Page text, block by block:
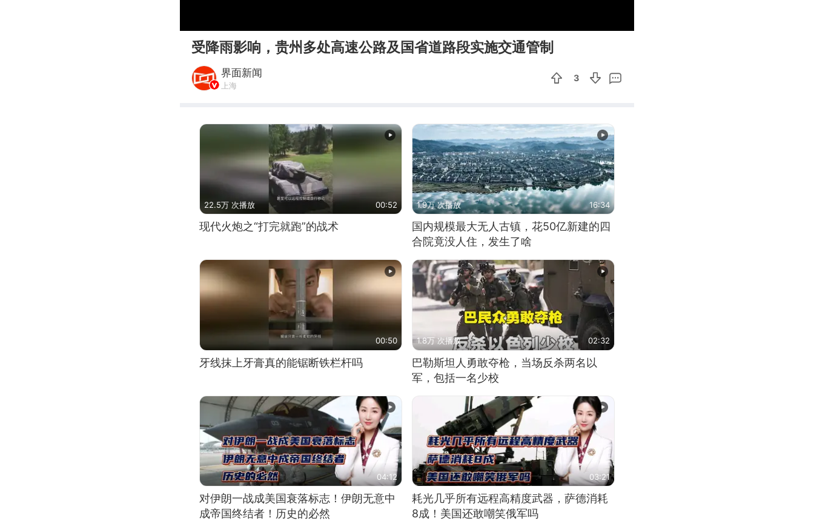
受降雨影响，贵州多处高速公路及国省道路段实施交通管制
界面新闻
上海
3
22.5万 次播放 00:52
现代火炮之“打完就跑”的战术
1.9万 次播放 16:34
国内规模最大无人古镇，花50亿新建的四
合院竟没人住，发生了啥
00:50
牙线抹上牙膏真的能锯断铁栏杆吗
1.8万 次播放 02:32
巴勒斯坦人勇敢夺枪，当场反杀两名以
军，包括一名少校
04:12
对伊朗一战成美国衰落标志！伊朗无意中
成帝国终结者！历史的必然
03:21
耗光几乎所有远程高精度武器，萨德消耗
8成！美国还敢嘲笑俄军吗